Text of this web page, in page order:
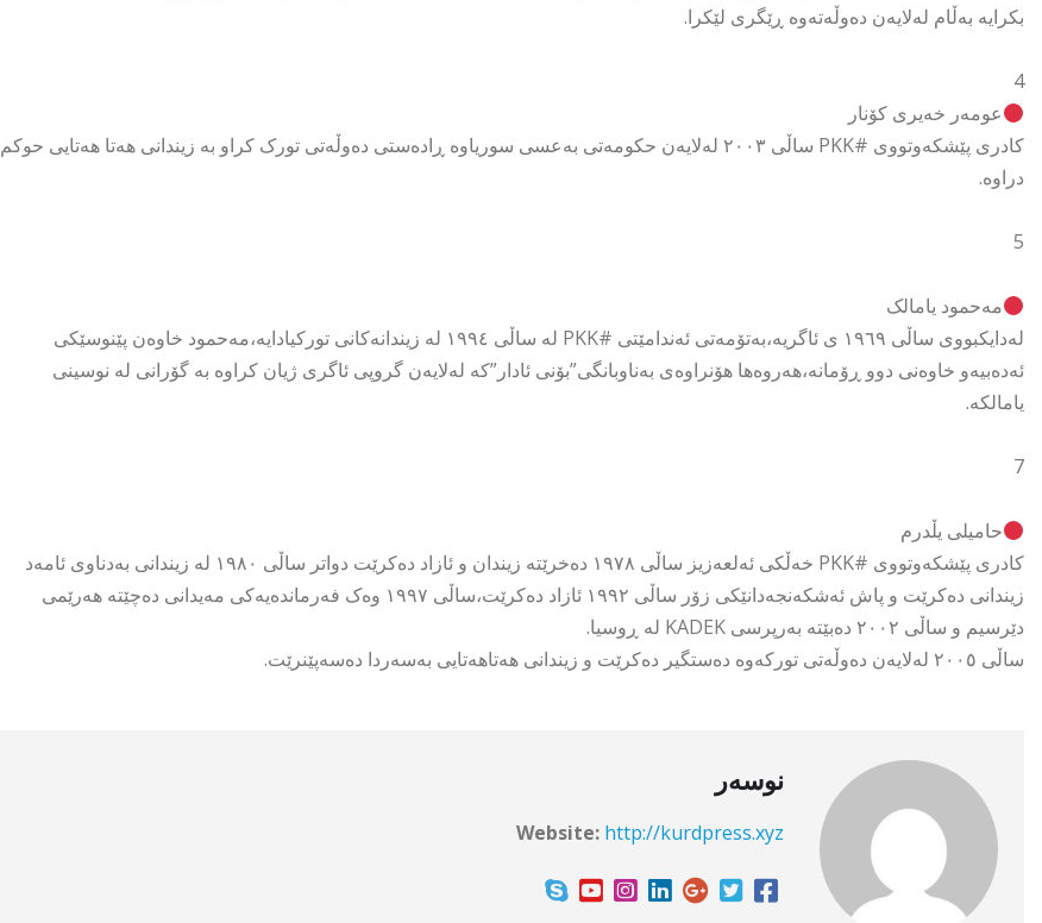
بکرایە بەڵام لەلایەن دەوڵەتەوە ڕێگری لێکرا.
4
عومەر خەیری کۆنار
کادری پێشکەوتووی #PKK ساڵی ٢٠٠٣ لەلایەن حکومەتی بەعسی سوریاوە ڕادەستی دەوڵەتی تورک کراو بە زیندانی ھەتا ھەتایی حوکم
دراوە.
5
مەحمود یامالک
لەدایکبووی ساڵی ١٩٦٩ ی ئاگریە،بەتۆمەتی ئەندامێتی #PKK لە ساڵی ١٩٩٤ لە زیندانەکانی تورکیادایە،مەحمود خاوەن پێنوسێکی
ئەدەبیەو خاوەنی دوو ڕۆمانە،ھەروەھا ھۆنراوەی بەناوبانگی”بۆنی ئادار”کە لەلایەن گروپی ئاگری ژیان کراوە بە گۆرانی لە نوسینی
یامالکە.
7
حامیلی یڵدرم
کادری پێشکەوتووی #PKK خەڵکی ئەلعەزیز ساڵی ١٩٧٨ دەخرێتە زیندان و ئازاد دەکرێت دواتر ساڵی ١٩٨٠ لە زیندانی بەدناوی ئامەد
زیندانی دەکرێت و پاش ئەشکەنجەدانێکی زۆر ساڵی ١٩٩٢ ئازاد دەکرێت،ساڵی ١٩٩٧ وەک فەرماندەیەکی مەیدانی دەچێتە ھەرێمی
دێرسیم و ساڵی ٢٠٠٢ دەبێتە بەرپرسی KADEK لە ڕوسیا.
ساڵی ٢٠٠٥ لەلایەن دەوڵەتی تورکەوە دەستگیر دەکرێت و زیندانی ھەتاھەتایی بەسەردا دەسەپێنرێت.
نوسەر
Website: http://kurdpress.xyz